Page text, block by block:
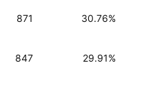
871 30.76%
847 29.91%